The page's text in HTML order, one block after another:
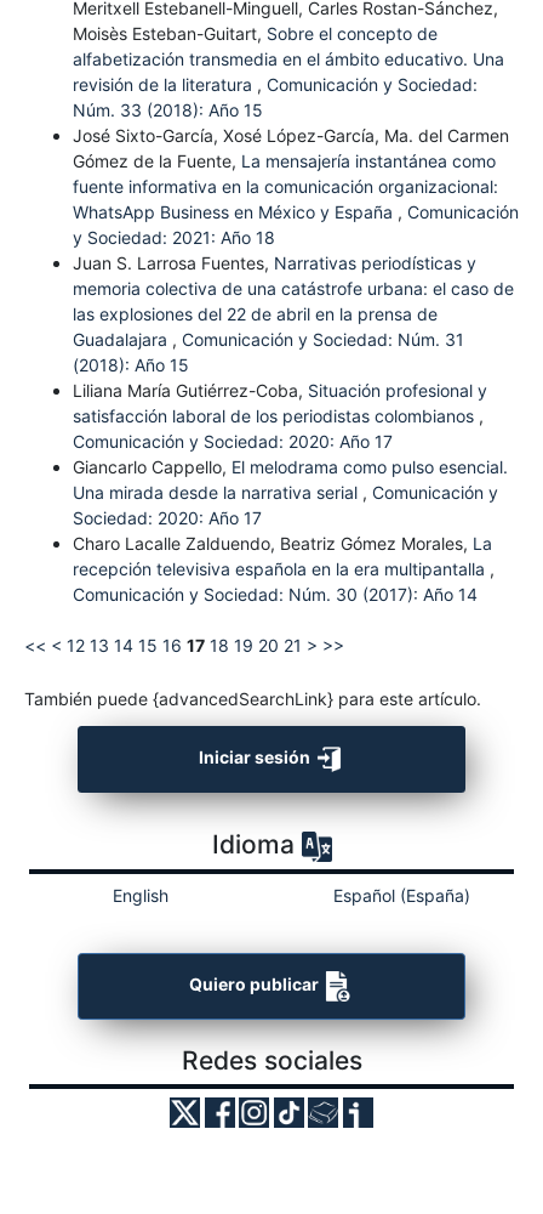
Meritxell Estebanell-Minguell, Carles Rostan-Sánchez,
Moisès Esteban-Guitart, Sobre el concepto de
alfabetización transmedia en el ámbito educativo. Una
revisión de la literatura , Comunicación y Sociedad:
Núm. 33 (2018): Año 15
José Sixto-García, Xosé López-García, Ma. del Carmen
Gómez de la Fuente, La mensajería instantánea como
fuente informativa en la comunicación organizacional:
WhatsApp Business en México y España , Comunicación
y Sociedad: 2021: Año 18
Juan S. Larrosa Fuentes, Narrativas periodísticas y
memoria colectiva de una catástrofe urbana: el caso de
las explosiones del 22 de abril en la prensa de
Guadalajara , Comunicación y Sociedad: Núm. 31
(2018): Año 15
Liliana María Gutiérrez-Coba, Situación profesional y
satisfacción laboral de los periodistas colombianos ,
Comunicación y Sociedad: 2020: Año 17
Giancarlo Cappello, El melodrama como pulso esencial.
Una mirada desde la narrativa serial , Comunicación y
Sociedad: 2020: Año 17
Charo Lacalle Zalduendo, Beatriz Gómez Morales, La
recepción televisiva española en la era multipantalla ,
Comunicación y Sociedad: Núm. 30 (2017): Año 14
<< < 12 13 14 15 16 17 18 19 20 21 > >>
También puede {advancedSearchLink} para este artículo.
Iniciar sesión
Idioma
English Español (España)
Quiero publicar
Redes sociales